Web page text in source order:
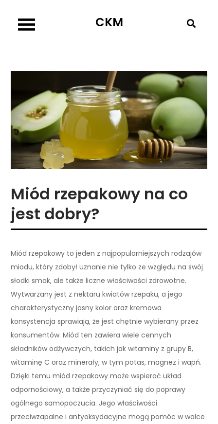
content
CKM
Miód rzepakowy na co
jest dobry?
Miód rzepakowy to jeden z najpopularniejszych rodzajów
miodu, który zdobył uznanie nie tylko ze względu na swój
słodki smak, ale także liczne właściwości zdrowotne.
Wytwarzany jest z nektaru kwiatów rzepaku, a jego
charakterystyczny jasny kolor oraz kremowa
konsystencja sprawiają, że jest chętnie wybierany przez
konsumentów. Miód ten zawiera wiele cennych
składników odżywczych, takich jak witaminy z grupy B,
witaminę C oraz minerały, w tym potas, magnez i wapń.
Dzięki temu miód rzepakowy może wspierać układ
odpornościowy, a także przyczyniać się do poprawy
ogólnego samopoczucia. Jego właściwości
przeciwzapalne i antyoksydacyjne mogą pomóc w walce